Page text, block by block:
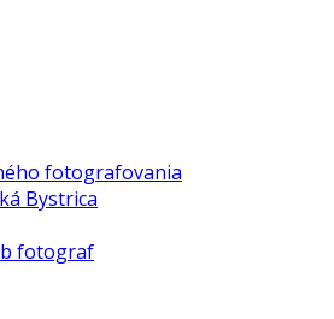
fotografovania
Bystrica
fotograf